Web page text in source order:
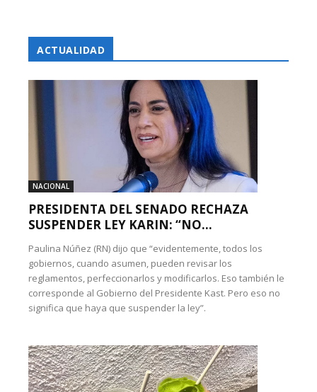
ACTUALIDAD
NACIONAL
PRESIDENTA DEL SENADO RECHAZA
SUSPENDER LEY KARIN: “NO...
Paulina Núñez (RN) dijo que “evidentemente, todos los
gobiernos, cuando asumen, pueden revisar los
reglamentos, perfeccionarlos y modificarlos. Eso también le
corresponde al Gobierno del Presidente Kast. Pero eso no
significa que haya que suspender la ley”.